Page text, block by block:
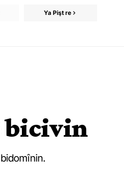
Ya Pişt re
bicivin